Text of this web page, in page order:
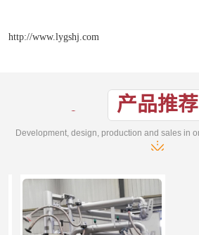
http://www.lygshj.com
产品推荐